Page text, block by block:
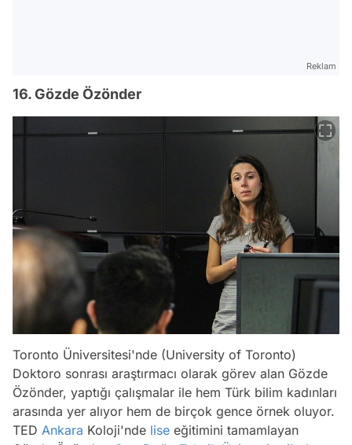
Reklam
16. Gözde Özönder
Toronto Üniversitesi'nde (University of Toronto)
Doktoro sonrası araştırmacı olarak görev alan Gözde
Özönder, yaptığı çalışmalar ile hem Türk bilim kadınları
arasında yer alıyor hem de birçok gence örnek oluyor.
TED Ankara Koloji'nde lise eğitimini tamamlayan